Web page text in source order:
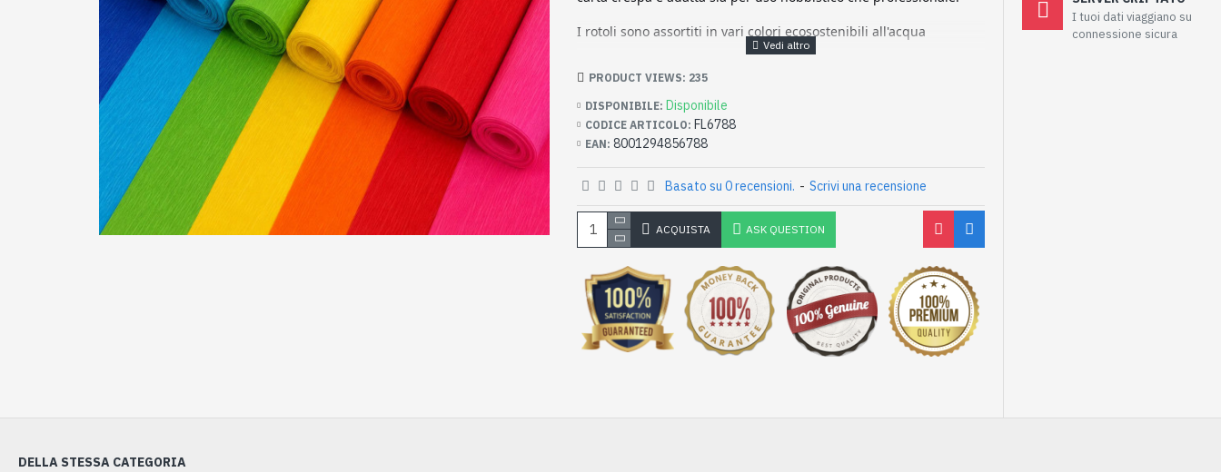
I rotoli sono assortiti in vari colori ecosostenibili all'acqua
DISPONIBILE: Disponibile
CODICE ARTICOLO: FL6788
EAN: 8001294856788
PRODUCT VIEWS: 235
Basato su 0 recensioni. - Scrivi una recensione
ACQUISTA ASK QUESTION
I tuoi dati viaggiano su
connessione sicura
DELLA STESSA CATEGORIA